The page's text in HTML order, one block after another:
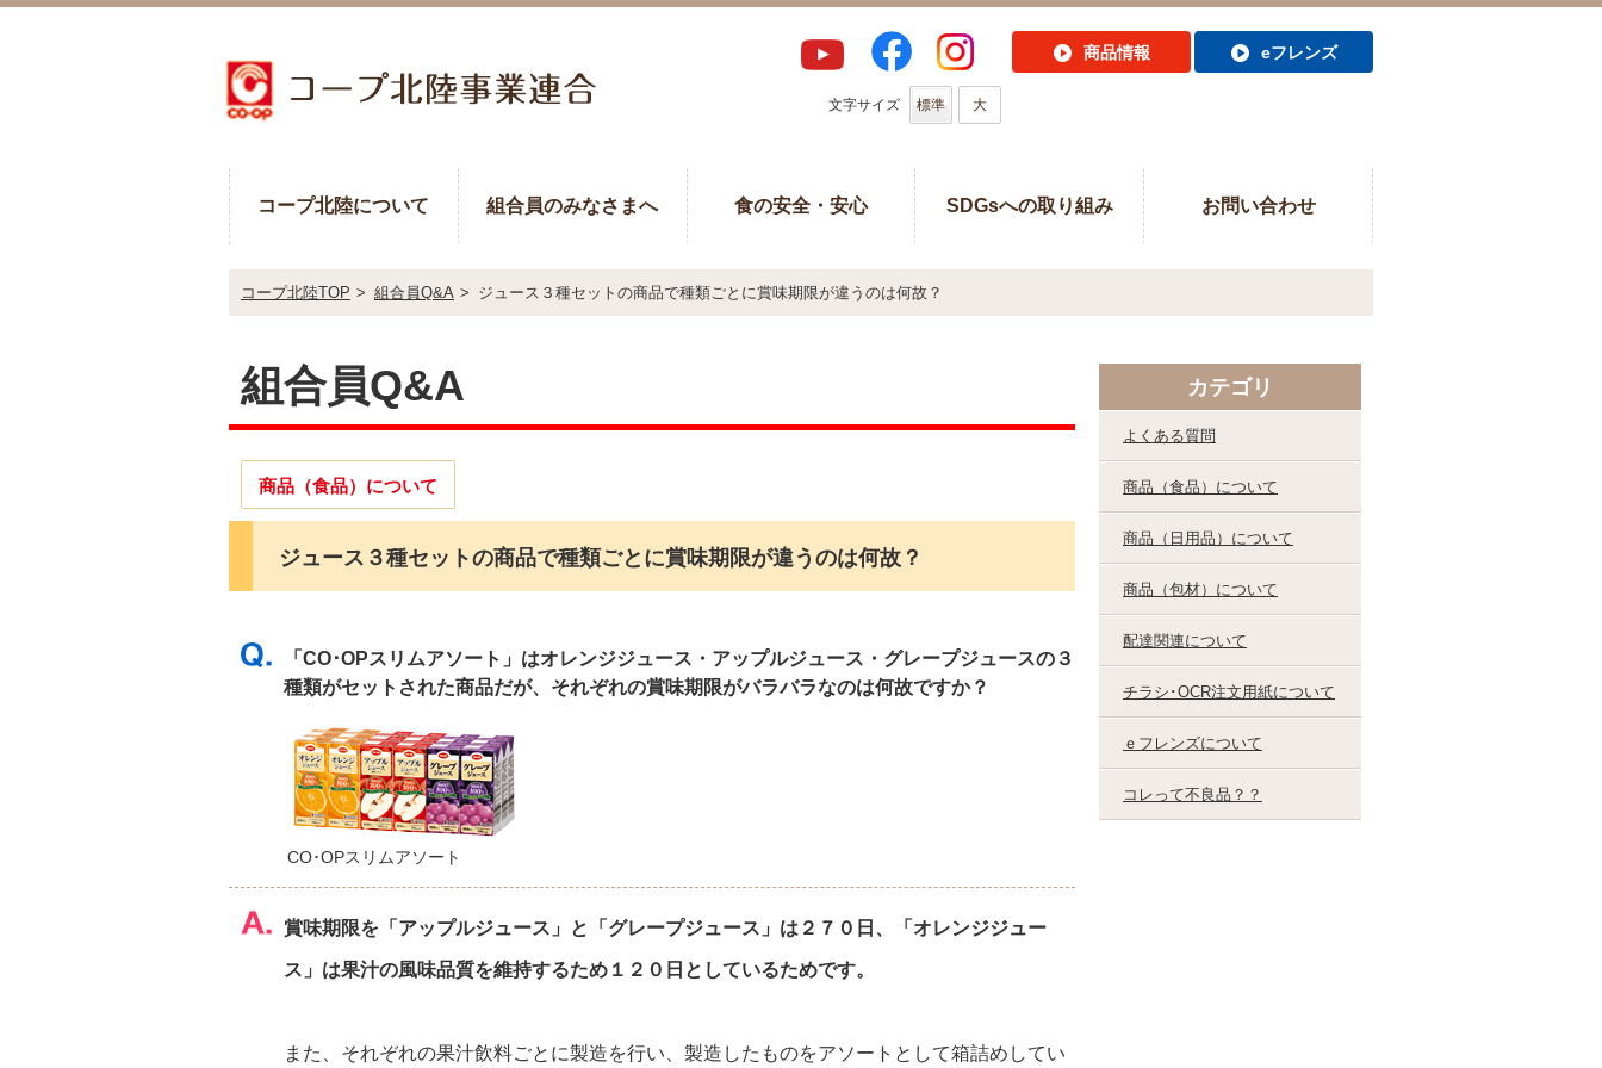
商品情報 eフレンズ
文字サイズ 標準 大
コープ北陸について 組合員のみなさまへ 食の安全・安心 SDGsへの取り組み お問い合わせ
コープ北陸TOP > 組合員Q&A > ジュース３種セットの商品で種類ごとに賞味期限が違うのは何故？
組合員Q&A
商品（食品）について
ジュース３種セットの商品で種類ごとに賞味期限が違うのは何故？
「CO･OPスリムアソート」はオレンジジュース・アップルジュース・グレープジュースの３
種類がセットされた商品だが、それぞれの賞味期限がバラバラなのは何故ですか？
CO･OPスリムアソート
賞味期限を「アップルジュース」と「グレープジュース」は２７０日、「オレンジジュー
ス」は果汁の風味品質を維持するため１２０日としているためです。
また、それぞれの果汁飲料ごとに製造を行い、製造したものをアソートとして箱詰めしてい
カテゴリ
よくある質問
商品（食品）について
商品（日用品）について
商品（包材）について
配達関連について
チラシ･OCR注文用紙について
ｅフレンズについて
コレって不良品？？